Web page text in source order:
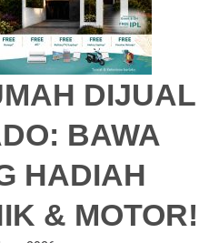
DIJUAL
BAWA
HADIAH
& MOTOR!